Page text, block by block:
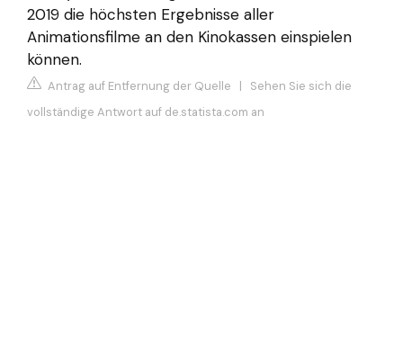
2019 die höchsten Ergebnisse aller
Animationsfilme an den Kinokassen einspielen
können.
Antrag auf Entfernung der Quelle | Sehen Sie sich die
vollständige Antwort auf de.statista.com an